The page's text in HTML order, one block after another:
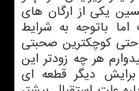
یکی از ارگان های
باتوجه به شرایط
حتی کوچکترین صحبتی
هر چه زودتر این
دیگر قطعه ای